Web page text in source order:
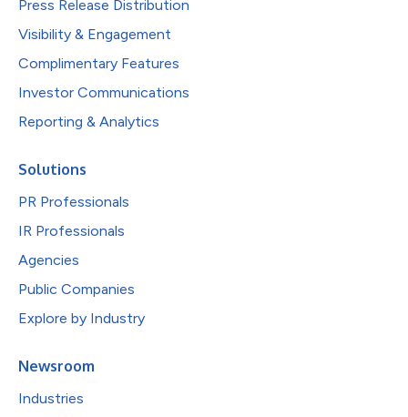
Press Release Distribution
Visibility & Engagement
Complimentary Features
Investor Communications
Reporting & Analytics
Solutions
PR Professionals
IR Professionals
Agencies
Public Companies
Explore by Industry
Newsroom
Industries